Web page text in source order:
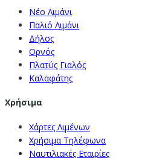
Νέο Λιμάνι
Παλιό Λιμάνι
Δήλος
Ορνός
Πλατύς Γιαλός
Καλαφάτης
Χρήσιμα
Χάρτες Λιμένων
Χρήσιμα Τηλέφωνα
Ναυτιλιακές Εταιρίες